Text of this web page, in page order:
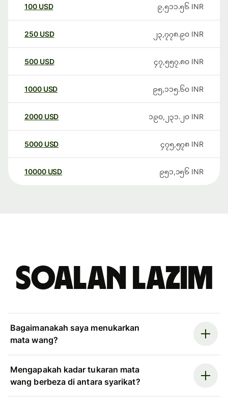
100 USD ၉,၅၁၁.၅၆ INR
250 USD ၂၃,၇၇၈.၉၀ INR
500 USD ၄၇,၅၅၇.၈၀ INR
1000 USD ၉၅,၁၁၅.၆၀ INR
2000 USD ၁၉၀,၂၃၁.၂၀ INR
5000 USD ၄၇၅,၅၇၈ INR
10000 USD ၉၅၁,၁၅၆ INR
Soalan Lazim
Bagaimanakah saya menukarkan
mata wang?
Mengapakah kadar tukaran mata
wang berbeza di antara syarikat?